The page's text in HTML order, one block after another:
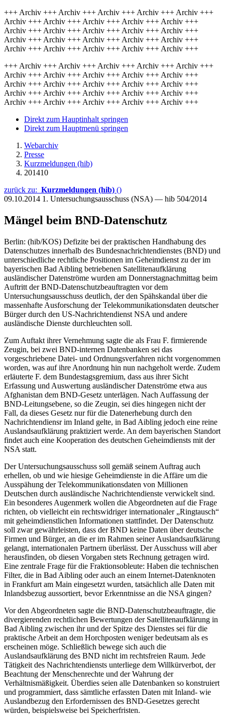
+++ Archiv +++ Archiv +++ Archiv +++ Archiv +++ Archiv +++
Archiv +++ Archiv +++ Archiv +++ Archiv +++ Archiv +++
Archiv +++ Archiv +++ Archiv +++ Archiv +++ Archiv +++
Archiv +++ Archiv +++ Archiv +++ Archiv +++ Archiv +++
Archiv +++ Archiv +++ Archiv +++ Archiv +++ Archiv +++
+++ Archiv +++ Archiv +++ Archiv +++ Archiv +++ Archiv +++
Archiv +++ Archiv +++ Archiv +++ Archiv +++ Archiv +++
Archiv +++ Archiv +++ Archiv +++ Archiv +++ Archiv +++
Archiv +++ Archiv +++ Archiv +++ Archiv +++ Archiv +++
Archiv +++ Archiv +++ Archiv +++ Archiv +++ Archiv +++
Direkt zum Hauptinhalt springen
Direkt zum Hauptmenü springen
Webarchiv
Presse
Kurzmeldungen (hib)
201410
zurück zu: Kurzmeldungen (hib) ()
09.10.2014 1. Untersuchungsausschuss (NSA) — hib 504/2014
Mängel beim BND-Datenschutz
Berlin: (hib/KOS) Defizite bei der praktischen Handhabung des
Datenschutzes innerhalb des Bundesnachrichtendienstes (BND) und
unterschiedliche rechtliche Positionen im Geheimdienst zu der im
bayerischen Bad Aibling betriebenen Satellitenaufklärung
ausländischer Datenströme wurden am Donnerstagnachmittag beim
Auftritt der BND-Datenschutzbeauftragten vor dem
Untersuchungsausschuss deutlich, der den Spähskandal über die
massenhafte Ausforschung der Telekommunikationsdaten deutscher
Bürger durch den US-Nachrichtendienst NSA und andere
ausländische Dienste durchleuchten soll.
Zum Auftakt ihrer Vernehmung sagte die als Frau F. firmierende
Zeugin, bei zwei BND-internen Datenbanken sei das
vorgeschriebene Datei- und Ordnungsverfahren nicht vorgenommen
worden, was auf ihre Anordnung hin nun nachgeholt werde. Zudem
erläuterte F. dem Bundestagsgremium, dass aus ihrer Sicht
Erfassung und Auswertung ausländischer Datenströme etwa aus
Afghanistan dem BND-Gesetz unterlägen. Nach Auffassung der
BND-Leitungsebene, so die Zeugin, sei dies hingegen nicht der
Fall, da dieses Gesetz nur für die Datenerhebung durch den
Nachrichtendiensr im Inland gelte, in Bad Aibling jedoch eine reine
Auslandsaufklärung praktiziert werde. An dem bayerischen Standort
findet auch eine Kooperation des deutschen Geheimdiensts mit der
NSA statt.
Der Untersuchungsausschuss soll gemäß seinem Auftrag auch
erhellen, ob und wie hiesige Geheimdienste in die Affäre um die
Ausspähung der Telekommunikationsdaten von Millionen
Deutschen durch ausländische Nachrichtendienste verwickelt sind.
Ein besonderes Augenmerk wollen die Abgeordneten auf die Frage
richten, ob vielleicht ein rechtswidriger internationaler „Ringtausch“
mit geheimdienstlichen Informationen stattfindet. Der Datenschutz
soll zwar gewährleisten, dass der BND keine Daten über deutsche
Firmen und Bürger, an die er im Rahmen seiner Auslandsaufklärung
gelangt, internationalen Partnern überlässt. Der Ausschuss will aber
herausfinden, ob diesen Vorgaben stets Rechnung getragen wird.
Eine zentrale Frage für die Fraktionsobleute: Haben die technischen
Filter, die in Bad Aibling oder auch an einem Internet-Datenknoten
in Frankfurt am Main eingesetzt wurden, tatsächlich alle Daten mit
Inlandsbezug aussortiert, bevor Erkenntnisse an die NSA gingen?
Vor den Abgeordneten sagte die BND-Datenschutzbeauftragte, die
divergierenden rechtlichen Bewertungen der Satellitenaufklärung in
Bad Aibling zwischen ihr und der Spitze des Dienstes sei für die
praktische Arbeit an dem Horchposten weniger bedeutsam als es
erscheinen möge. Schließlich bewege sich auch die
Auslandsaufklärung des BND nicht im rechtsfreien Raum. Jede
Tätigkeit des Nachrichtendiensts unterliege dem Willkürverbot, der
Beachtung der Menschenrechte und der Wahrung der
Verhältnismäßigkeit. Überdies seien alle Datenbanken so konstruiert
und programmiert, dass sämtliche erfassten Daten mit Inland- wie
Auslandbezug den Erfordernissen des BND-Gesetzes gerecht
würden, beispielsweise bei Speicherfristen.